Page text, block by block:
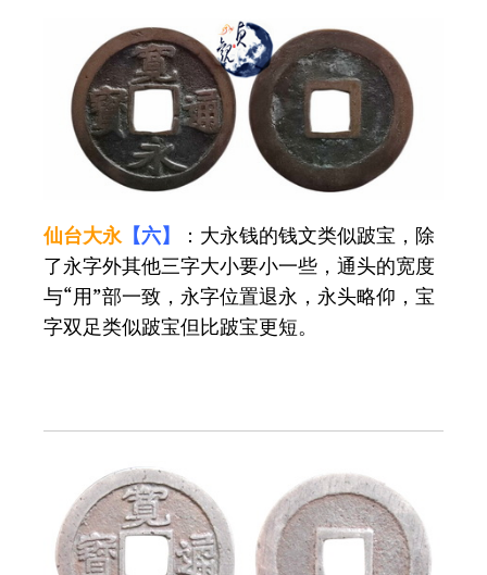
仙台大永【六】
：大永钱的钱文类似跛宝，除
了永字外其他三字大小要小一些，通头的宽度
与“用”部一致，永字位置退永，永头略仰，宝
字双足类似跛宝但比跛宝更短。